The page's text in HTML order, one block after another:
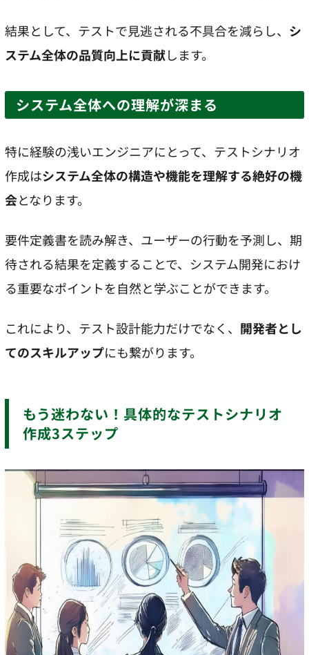
結果として、テストで見逃される不具合を減らし、 シ
ステム全体の品質向上に貢献します。
システム全体への理解が深まる
特に経験の浅いエンジニアにとって、テストシナリオ
作成はシステム全体の構造や機能を理解する絶好の機
会となります。
要件定義書を読み解き、ユーザーの行動を予測し、期
待される結果を定義することで、システム開発におけ
る重要なポイントを自然と学ぶことができます。
これにより、テスト設計能力だけでなく、 開発者とし
てのスキルアップにも繋がります。
もう迷わない！具体的なテストシナリオ
作成3ステップ